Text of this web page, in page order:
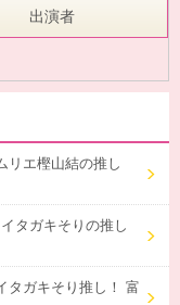
出演者
リエ樫山結の推し
タガキそりの推し
タガキそり推し！ 富